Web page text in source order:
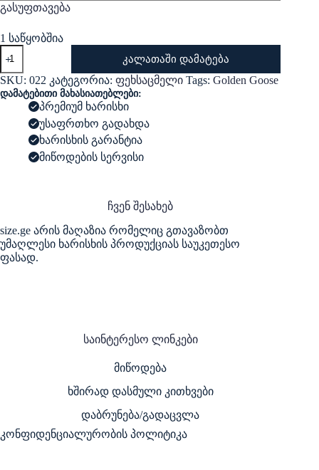
გასუფთავება
1 საწყობშია
Golden
Goose
Color
Black/Grey
კალათაში დამატება
SKU: 022 კატეგორია: ფეხსაცმელი Tags: Golden Goose
დამატებითი მახასიათებლები:
პრემიუმ ხარისხი
უსაფრთხო გადახდა
ხარისხის გარანტია
მიწოდების სერვისი
ჩვენ შესახებ
size.ge არის მაღაზია რომელიც გთავაზობთ
უმაღლესი ხარისხის პროდუქციას საუკეთესო
ფასად.
საინტერესო ლინკები
მიწოდება
ხშირად დასმული კითხვები
დაბრუნება/გადაცვლა
კონფიდენციალურობის პოლიტიკა